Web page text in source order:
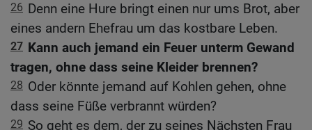
26 Denn eine Hure bringt einen nur ums Brot, aber
eines andern Ehefrau um das kostbare Leben.
27 Kann auch jemand ein Feuer unterm Gewand
tragen, ohne dass seine Kleider brennen?
28 Oder könnte jemand auf Kohlen gehen, ohne
dass seine Füße verbrannt würden?
29 So geht es dem, der zu seines Nächsten Frau